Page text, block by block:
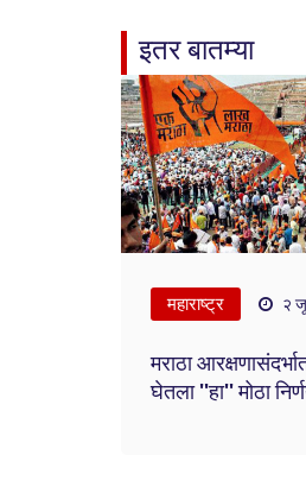
इतर बातम्या
महाराष्ट्र २
मराठा
घेतला ''हा'' मोठा